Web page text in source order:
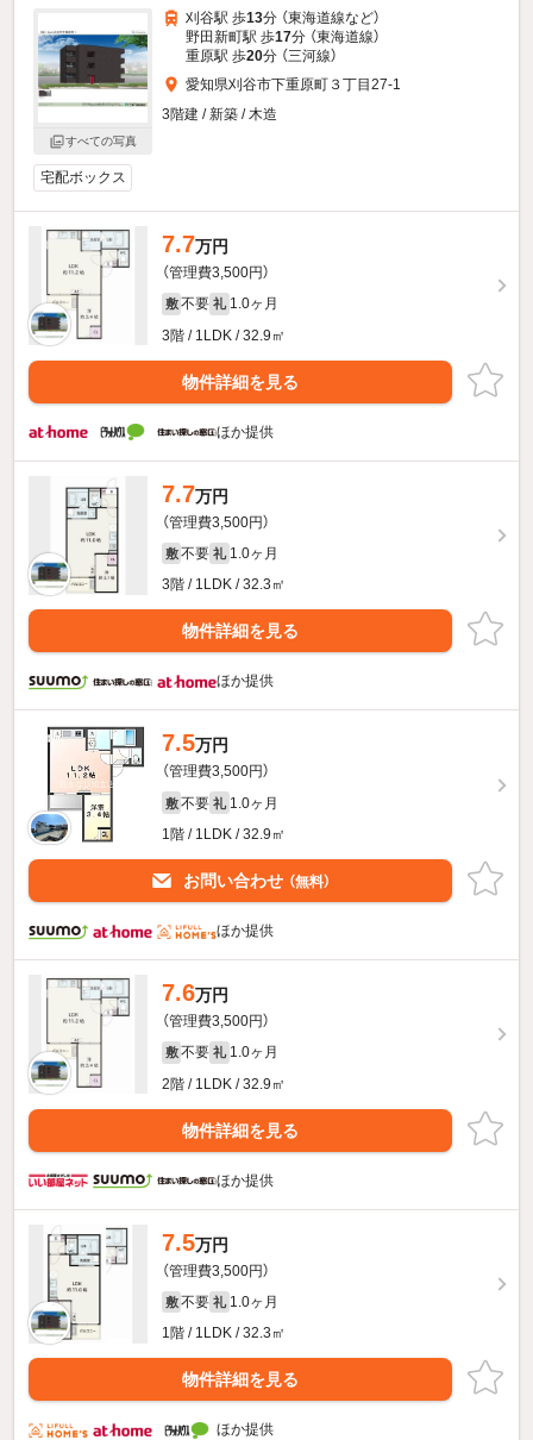
すべての写真
刈谷駅 歩13分 （東海道線など）
野田新町駅 歩17分 （東海道線）
重原駅 歩20分 （三河線）
愛知県刈谷市下重原町３丁目27-1
3階建 / 新築 / 木造
宅配ボックス
7.7万円
（管理費3,500円）
敷 不要 礼 1.0ヶ月
3階 / 1LDK / 32.9㎡
物件詳細を見る
ほか提供
7.7万円
（管理費3,500円）
敷 不要 礼 1.0ヶ月
3階 / 1LDK / 32.3㎡
物件詳細を見る
ほか提供
7.5万円
（管理費3,500円）
敷 不要 礼 1.0ヶ月
1階 / 1LDK / 32.9㎡
お問い合わせ （無料）
ほか提供
7.6万円
（管理費3,500円）
敷 不要 礼 1.0ヶ月
2階 / 1LDK / 32.9㎡
物件詳細を見る
ほか提供
7.5万円
（管理費3,500円）
敷 不要 礼 1.0ヶ月
1階 / 1LDK / 32.3㎡
物件詳細を見る
ほか提供